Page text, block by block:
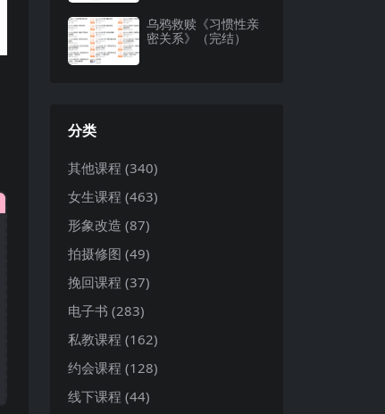
乌鸦救赎《习惯性亲
密关系》（完结）
分类
其他课程 (340)
女生课程 (463)
形象改造 (87)
拍摄修图 (49)
挽回课程 (37)
电子书 (283)
私教课程 (162)
约会课程 (128)
线下课程 (44)